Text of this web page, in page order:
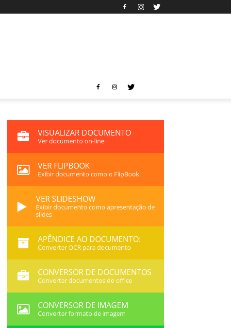
VISUALIZAR DOCUMENTO
Ver documento on-line
VER FLIPBOOK
Exibir documento como o FlipBook
VER SLIDESHOW
Exibir documento como apresentação de
slides
APÊNDICE AO DOCUMENTO:
Converter OCR para documento
CONVERSOR DE DOCUMENTOS
Converter documentos do office
CONVERSOR DE IMAGEM
Converter formato de imagem